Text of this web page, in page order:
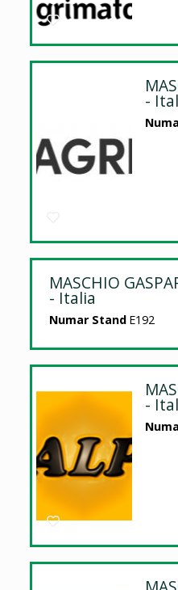
-
MASCHIO
- Italia
Numar Stand E192
-